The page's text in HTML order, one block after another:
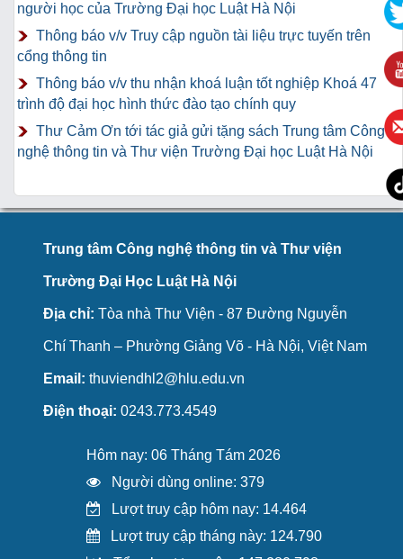
người học của Trường Đại học Luật Hà Nội
Thông báo v/v Truy cập nguồn tài liệu trực tuyến trên
cổng thông tin
Thông báo v/v thu nhận khoá luận tốt nghiệp Khoá 47
trình độ đại học hình thức đào tạo chính quy
Thư Cảm Ơn tới tác giả gửi tặng sách Trung tâm Công
nghệ thông tin và Thư viện Trường Đại học Luật Hà Nội
Trung tâm Công nghệ thông tin và Thư viện
Trường Đại Học Luật Hà Nội
Địa chỉ: Tòa nhà Thư Viện - 87 Đường Nguyễn
Chí Thanh – Phường Giảng Võ - Hà Nội, Việt Nam
Email: thuviendhl2@hlu.edu.vn
Điện thoại: 0243.773.4549
Hôm nay: 06 Tháng Tám 2026
Người dùng online: 379
Lượt truy cập hôm nay: 14.464
Lượt truy cập tháng này: 124.790